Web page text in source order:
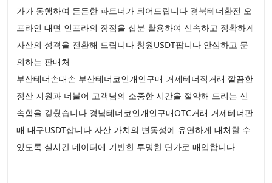
가가 동행하여 든든한 파트너가 되어드립니다 경북테더환전 오
프라인 대면 인프라의 장점을 십분 활용하여 신속하고 정확하게
자산의 성격을 전환해 드립니다 창원USDT팝니다 안심하고 문
의하는 판매처
부산테더손대손 부산테더코인개인구매 거제테더직거래 깔끔한
정산 지원과 더불어 고객님의 소중한 시간을 절약해 드리는 신
속함을 갖췄습니다 경남테더코인개인구매OTC거래 거제테더판
매 대구USDT삽니다 자산 가치의 변동성에 유연하게 대처할 수
있도록 실시간 데이터에 기반한 투명한 단가로 매입합니다